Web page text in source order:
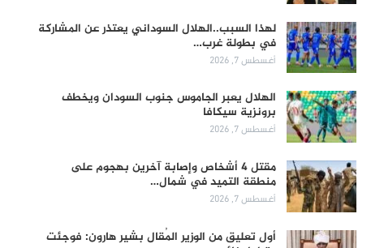
لهذا السبب..الهلال السوداني يعتذر عن المشاركة
في بطولة غرب…
أغسطس 7, 2026
الهلال يعبر الجاموس جنوب السودان ويخطف
برونزية سيكافا
أغسطس 7, 2026
مقتل 4 أشخاص وإصابة آخرين بهجوم على
منطقة التميد في شمال…
أغسطس 7, 2026
أول تعليق من الوزير المُقال بشير هارون: فوجئت